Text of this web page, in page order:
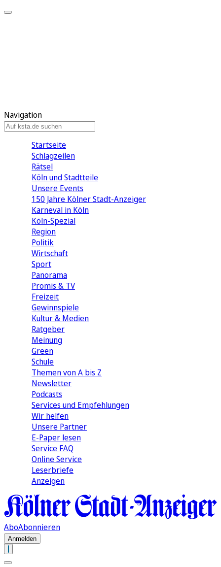
Navigation
Startseite
Schlagzeilen
Rätsel
Köln und Stadtteile
Unsere Events
150 Jahre Kölner Stadt-Anzeiger
Karneval in Köln
Köln-Spezial
Region
Politik
Wirtschaft
Sport
Panorama
Promis & TV
Freizeit
Gewinnspiele
Kultur & Medien
Ratgeber
Meinung
Green
Schule
Themen von A bis Z
Newsletter
Podcasts
Services und Empfehlungen
Wir helfen
Unsere Partner
E-Paper lesen
Service FAQ
Online Service
Leserbriefe
Anzeigen
AboAbonnieren
Anmelden